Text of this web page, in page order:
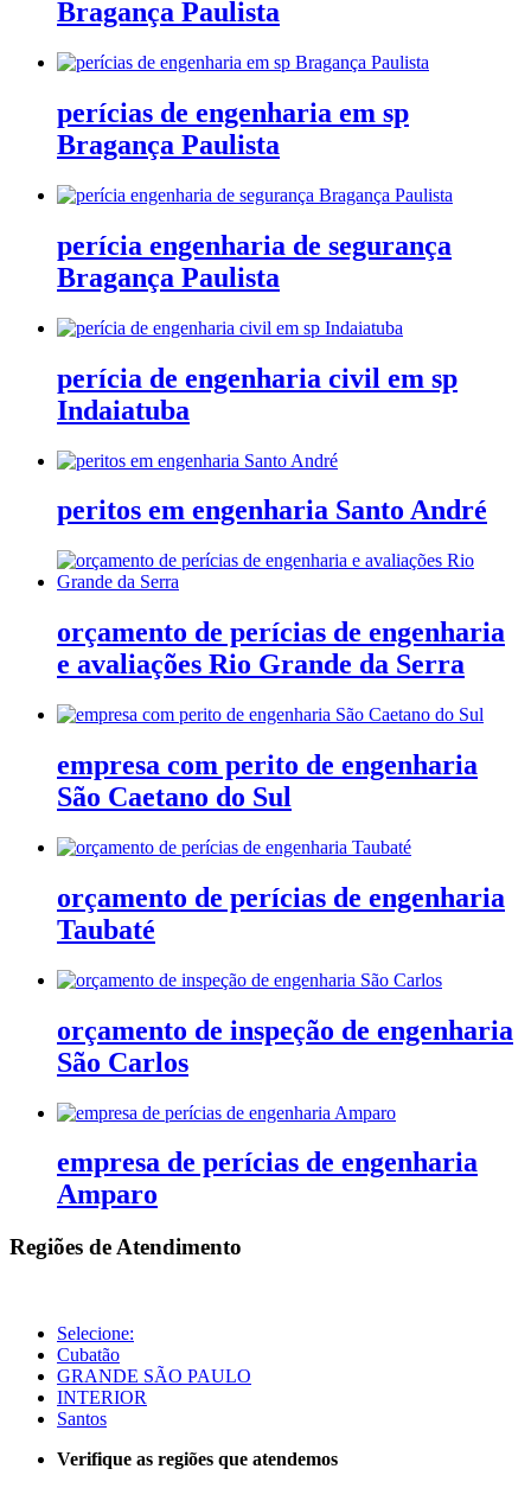
Bragança Paulista
perícias de engenharia em sp
Bragança Paulista
perícia engenharia de segurança
Bragança Paulista
perícia de engenharia civil em sp
Indaiatuba
peritos em engenharia Santo André
orçamento de perícias de engenharia
e avaliações Rio Grande da Serra
empresa com perito de engenharia
São Caetano do Sul
orçamento de perícias de engenharia
Taubaté
orçamento de inspeção de engenharia
São Carlos
empresa de perícias de engenharia
Amparo
Regiões de Atendimento
Selecione:
Cubatão
GRANDE SÃO PAULO
INTERIOR
Santos
Verifique as regiões que atendemos